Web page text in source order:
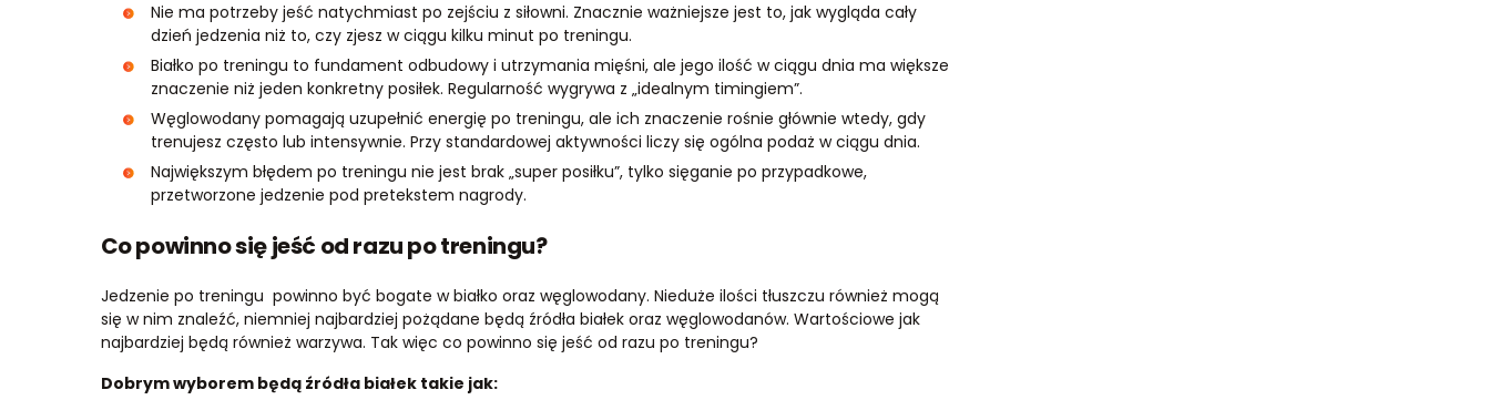
Nie ma potrzeby jeść natychmiast po zejściu z siłowni. Znacznie ważniejsze jest to, jak wygląda cały
dzień jedzenia niż to, czy zjesz w ciągu kilku minut po treningu.
Białko po treningu to fundament odbudowy i utrzymania mięśni, ale jego ilość w ciągu dnia ma większe
znaczenie niż jeden konkretny posiłek. Regularność wygrywa z „idealnym timingiem”.
Węglowodany pomagają uzupełnić energię po treningu, ale ich znaczenie rośnie głównie wtedy, gdy
trenujesz często lub intensywnie. Przy standardowej aktywności liczy się ogólna podaż w ciągu dnia.
Największym błędem po treningu nie jest brak „super posiłku”, tylko sięganie po przypadkowe,
przetworzone jedzenie pod pretekstem nagrody.
Co powinno się jeść od razu po treningu?
Jedzenie po treningu powinno być bogate w białko oraz węglowodany. Nieduże ilości tłuszczu również mogą
się w nim znaleźć, niemniej najbardziej pożądane będą źródła białek oraz węglowodanów. Wartościowe jak
najbardziej będą również warzywa. Tak więc co powinno się jeść od razu po treningu?
Dobrym wyborem będą źródła białek takie jak: